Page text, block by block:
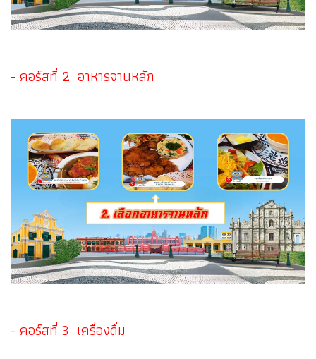
- คอร์สที่ 2 อาหารจานหลัก
- คอร์สที่ 3 เครื่องดื่ม